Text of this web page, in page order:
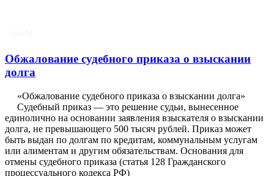
Обжалование судебного приказа о взыскании
долга
«Обжалование судебного приказа о взыскании долга»
Судебный приказ — это решение судьи, вынесенное
единолично на основании заявления взыскателя о взыскании
долга, не превышающего 500 тысяч рублей. Приказ может
быть выдан по долгам по кредитам, коммунальным услугам
или алиментам и другим обязательствам. Основания для
отмены судебного приказа (статья 128 Гражданского
процессуального кодекса РФ)